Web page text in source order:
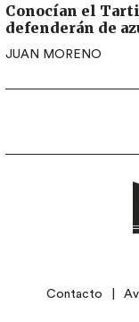
Conocían el
defenderán de
JUAN MORENO
LEGALContacto